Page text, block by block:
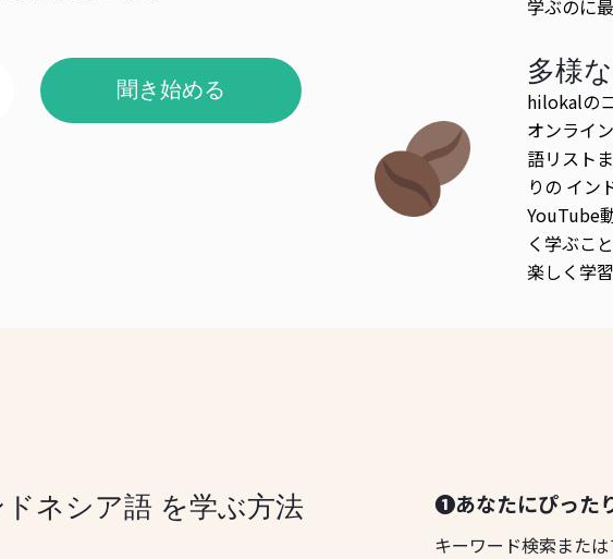
聞き始める
学ぶのに
多様
hilokalの
オンライ
語リスト
りの イン
YouTube
く学ぶこ
楽しく学
ネシア語 を学ぶ方法 ❶あなたにぴった
キーワード検索また